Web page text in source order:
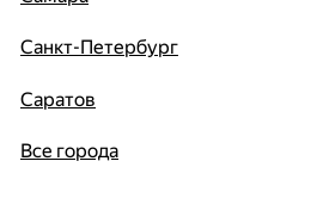
Санкт-Петербург
Саратов
Все города